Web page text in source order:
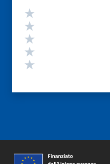
Valutazione